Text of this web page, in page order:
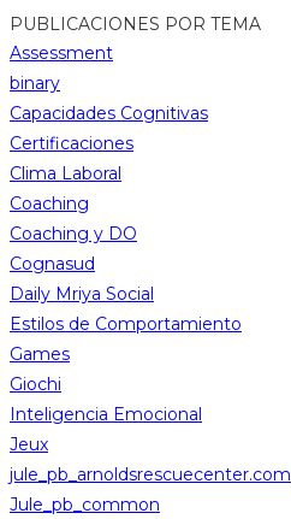
PUBLICACIONES POR TEMA
Assessment
binary
Capacidades Cognitivas
Certificaciones
Clima Laboral
Coaching
Coaching y DO
Cognasud
Daily Mriya Social
Estilos de Comportamiento
Games
Giochi
Inteligencia Emocional
Jeux
jule_pb_arnoldsrescuecenter.com
Jule_pb_common